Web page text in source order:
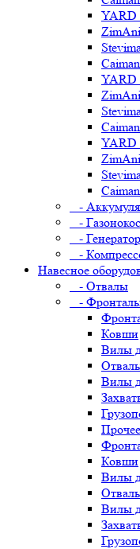
YARD
ZimAni
Caiman
YARD
ZimAni
Caiman
YARD
ZimAni
Caiman
-
-
-
-
Навесное
- Отвалы
-
Ковши
Вилы
Вилы
Ковши
Вилы
Вилы